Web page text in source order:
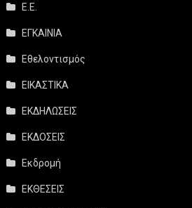
Ε.Ε.
ΕΓΚΑΙΝΙΑ
Εθελοντισμός
ΕΙΚΑΣΤΙΚΑ
ΕΚΔΗΛΩΣΕΙΣ
ΕΚΔΟΣΕΙΣ
Εκδρομή
ΕΚΘΕΣΕΙΣ